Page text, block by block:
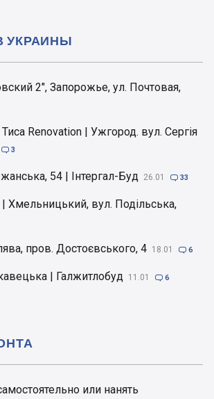
2", Запорожье, ул. Почтовая,
Renovation | Ужгород. вул. Сергія
 3
54 | Інтергал-Буд 26.01  33
Хмельницький, вул. Подільська,
пров. Достоєвського, 4 18.01  6
| Галжитлобуд 11.01  6
УКРАИНЫ
или нанять